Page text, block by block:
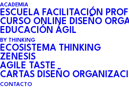
ACADEMIA
ESCUELA FACILITACIÓN
CURSO ONLINE DISEÑO
EDUCACIÓN ÁGIL
BY THINKING
ECOSISTEMA THINKING
ZENESIS
AGILE TASTE
CARTAS DISEÑO
CONTACTO